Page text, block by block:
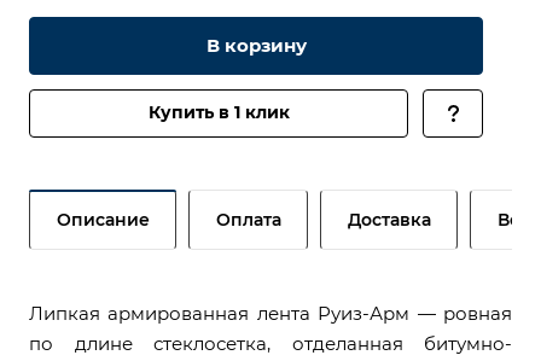
В корзину
Купить в 1 клик
Описание Оплата Доставка
Липкая армированная лента Руиз-Арм — ровная
по длине стеклосетка, отделанная битумно-